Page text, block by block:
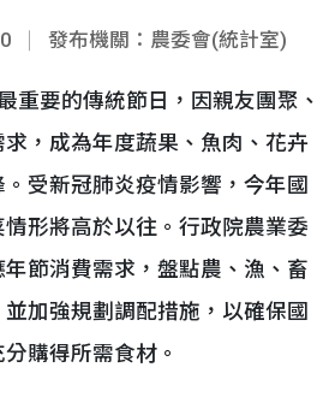
發布機關：農委會(統計室)
要的傳統節日，因親友團聚、
，成為年度蔬果、魚肉、花卉
受新冠肺炎疫情影響，今年國
形將高於以往。行政院農業委
節消費需求，盤點農、漁、畜
加強規劃調配措施，以確保國
購得所需食材。